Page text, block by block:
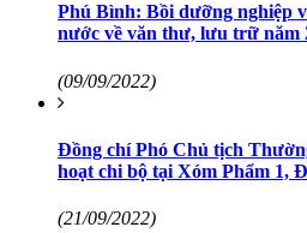
Phú Bình: Bồi dưỡng nghiệp
nước về văn thư, lưu trữ năm
(09/09/2022)
Đồng chí Phó Chủ tịch
hoạt chi bộ tại Xóm Phẩm 1,
(21/09/2022)